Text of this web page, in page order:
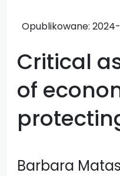
Opublikowane: 2024-
Critical
of
Barbara